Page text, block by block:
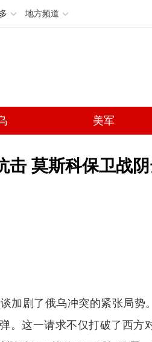
地方频道
美军
击 莫斯科保卫战
加剧了俄乌冲突的紧张局势
。这一请求不仅打破了西方